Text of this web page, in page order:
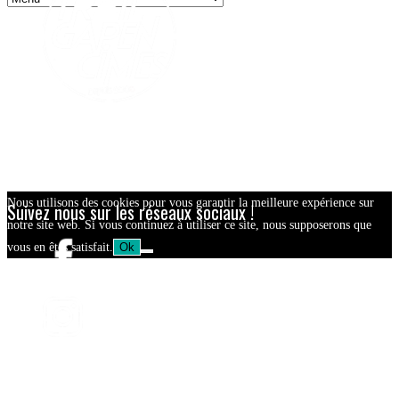
Suivez nous sur les réseaux sociaux !
Nous utilisons des cookies pour vous garantir la meilleure expérience sur
notre site web. Si vous continuez à utiliser ce site, nous supposerons que
vous en êtes satisfait.
Ok